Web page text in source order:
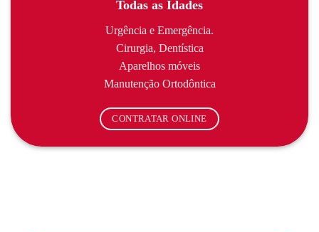
Todas as Idades
Urgência e Emergência.
Cirurgia, Dentística
Aparelhos móveis
Manutenção Ortodôntica
CONTRATAR ONLINE